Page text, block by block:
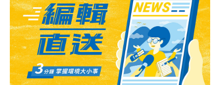
括：沙烏地阿拉伯、俄羅斯、安哥拉和伊拉克。石油進口
對中共構成新的挑戰。中共領導人擔憂被拖入區域衝突，
但是也希望保護他們在海外的利益。中共在吉布地設立首
個海外軍事前哨，部分目的也是為了保衛它的油田和其它
地區利益。全球能源行業通常把中國視為巨大的石油消費
國。中國也將很快取代美國成為最大的石油進口國。由於
中國上升的需求，全球石油價格可能逐漸上漲，當然油價